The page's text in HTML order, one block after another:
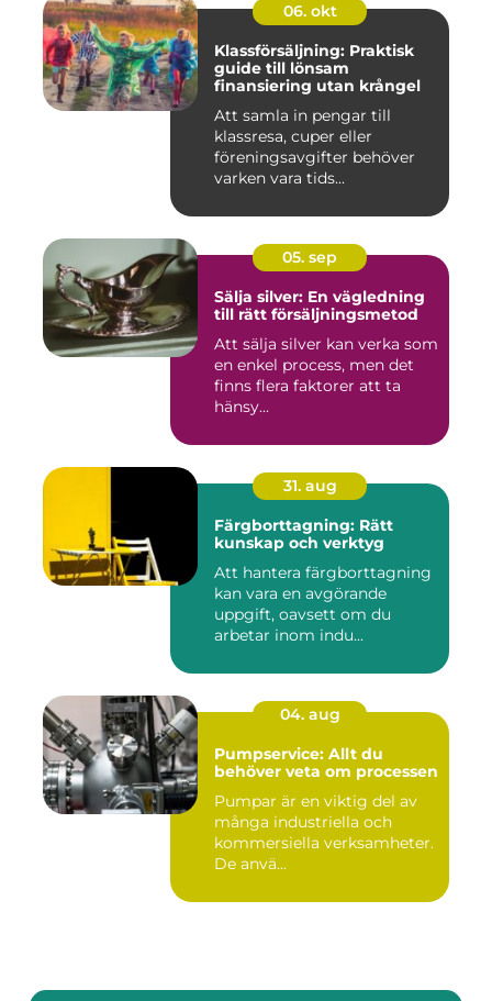
06. okt
Klassförsäljning: Praktisk
guide till lönsam
finansiering utan krångel
Att samla in pengar till
klassresa, cuper eller
föreningsavgifter behöver
varken vara tids...
05. sep
Sälja silver: En vägledning
till rätt försäljningsmetod
Att sälja silver kan verka som
en enkel process, men det
finns flera faktorer att ta
hänsy...
31. aug
Färgborttagning: Rätt
kunskap och verktyg
Att hantera färgborttagning
kan vara en avgörande
uppgift, oavsett om du
arbetar inom indu...
04. aug
Pumpservice: Allt du
behöver veta om processen
Pumpar är en viktig del av
många industriella och
kommersiella verksamheter.
De anvä...